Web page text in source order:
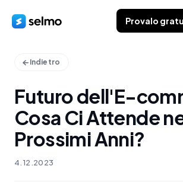
Provalo
Indietro
Futuro dell'E-
Cosa Ci Attende
Prossimi Anni?
4.12.2023